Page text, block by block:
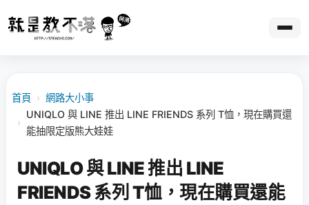
首頁 › 網路大小事
›
UNIQLO 與 LINE 推出 LINE FRIENDS 系列 T恤，現在購買還
能抽限定版熊大娃娃
UNIQLO 與 LINE 推出 LINE
FRIENDS 系列 T恤，現在購買還能